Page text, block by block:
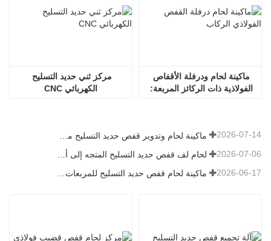
الكهربائي CNC
2026-07-14
2026-07-06
2026-06-17